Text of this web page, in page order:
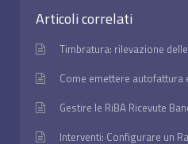
Articoli correlati
Timbratura: rilevazione
Come emettere autofattura
Gestire le RiBA Ricevute
Interventi: Configurare un